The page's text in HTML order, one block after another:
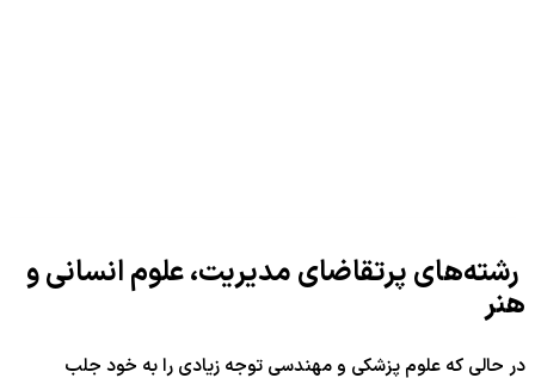
رشته‌های پرتقاضای مدیریت، علوم انسانی و
هنر
در حالی که علوم پزشکی و مهندسی توجه زیادی را به خود جلب